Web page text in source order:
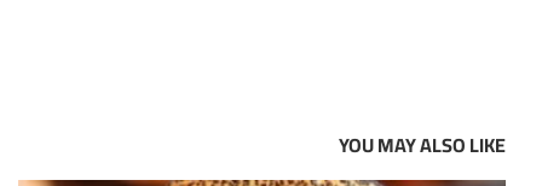
YOU MAY ALSO LIKE